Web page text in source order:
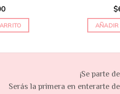
$
AÑADIR
¡Se parte
Serás la primera en enterarte